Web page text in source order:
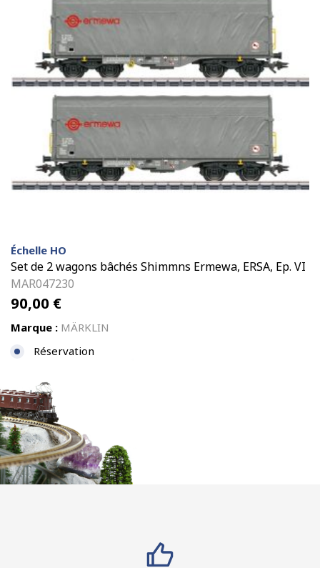
Échelle HO
Set de 2 wagons bâchés Shimmns Ermewa, ERSA, Ep. VI
MAR047230
90,00 €
Marque : MÄRKLIN
Réservation